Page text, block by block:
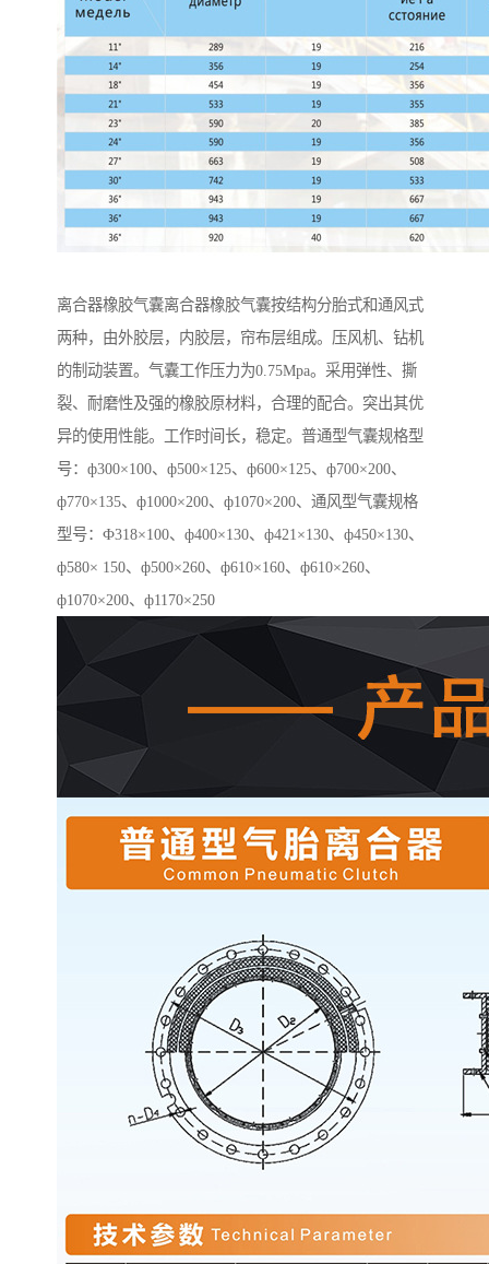
离合器橡胶气囊离合器橡胶气囊按结构分胎式和通风式
两种，由外胶层，内胶层，帘布层组成。压风机、钻机
的制动装置。气囊工作压力为0.75Mpa。采用弹性、撕
裂、耐磨性及强的橡胶原材料，合理的配合。突出其优
异的使用性能。工作时间长，稳定。普通型气囊规格型
号：ф300×100、ф500×125、ф600×125、ф700×200、
ф770×135、ф1000×200、ф1070×200、通风型气囊规格
型号：Ф318×100、ф400×130、ф421×130、ф450×130、
ф580× 150、ф500×260、ф610×160、ф610×260、
ф1070×200、ф1170×250